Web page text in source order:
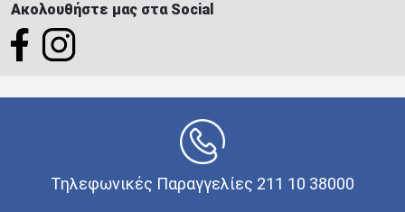
Ακολουθήστε μας στα Social
Τηλεφωνικές Παραγγελίες 211 10 38000